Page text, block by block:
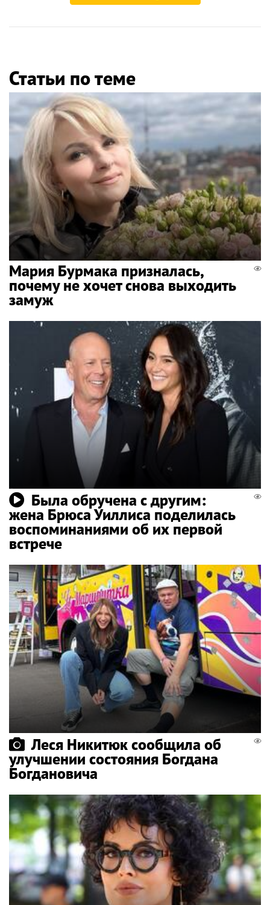
Статьи по теме
Мария Бурмака призналась,
почему не хочет снова выходить
замуж
Была обручена с другим:
жена Брюса Уиллиса поделилась
воспоминаниями об их первой
встрече
Леся Никитюк сообщила об
улучшении состояния Богдана
Богдановича